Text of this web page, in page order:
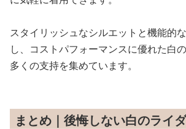
スタイリッシュなシルエットと機能的
し、コストパフォーマンスに優れた白
多くの支持を集めています。
まとめ｜後悔しない白のライ